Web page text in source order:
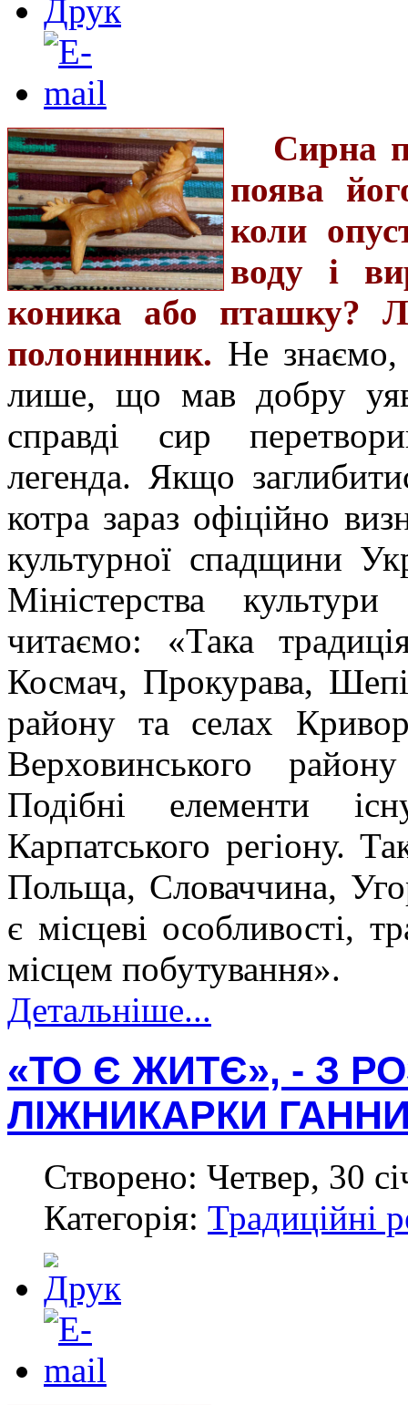
Сирна
поява
коли
воду і
коника або пташку?
полонинник. Не знаємо,
лише, що мав добру
справді сир
легенда. Якщо
котра зараз офіційно
культурної спадщини
Міністерства
читаємо: «Така
Космач, Прокурава,
району та селах
Верховинського
Подібні елементи
Карпатського регіону.
Польща, Словаччина,
є місцеві особливості,
місцем побутування».
Детальніше...
«ТО Є ЖИТЄ», - З
ЛІЖНИКАРКИ
Створено: Четвер, 30
Категорія: Традиційні